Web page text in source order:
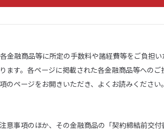
融商品等に所定の手数料や諸経費等をご負担い
す。各ページに掲載された各金融商品等へのご
ページをお開きいただき、よくお読みください。
事項のほか、その金融商品の「契約締結前交